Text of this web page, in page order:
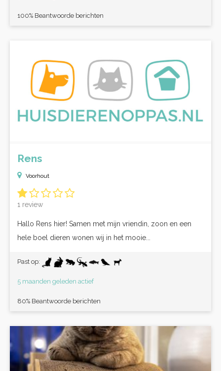
100% Beantwoorde berichten
Rens
Voorhout
1 review
Hallo Rens hier! Samen met mijn vriendin, zoon en een
hele boel dieren wonen wij in het mooie...
Past op:
5 maanden geleden actief
80% Beantwoorde berichten